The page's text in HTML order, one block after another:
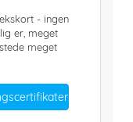
- ingen
er, meget
meget